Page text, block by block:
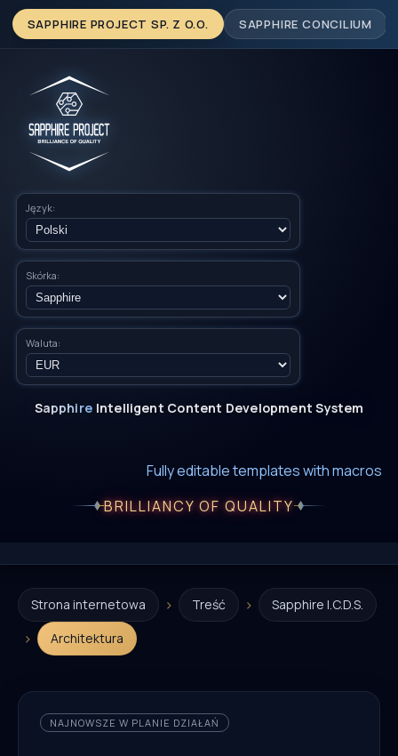
SAPPHIRE PROJECT SP. Z O.O. SAPPHIRE CONCILIUM
Język:
Skórka:
Waluta:
Sapphire Intelligent Content Development System
Fully editable templates with macros
BRILLIANCY OF QUALITY
Strona internetowa › Treść › Sapphire I.C.D.S.
› Architektura
NAJNOWSZE W PLANIE DZIAŁAŃ